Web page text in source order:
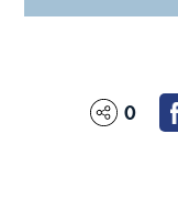
0